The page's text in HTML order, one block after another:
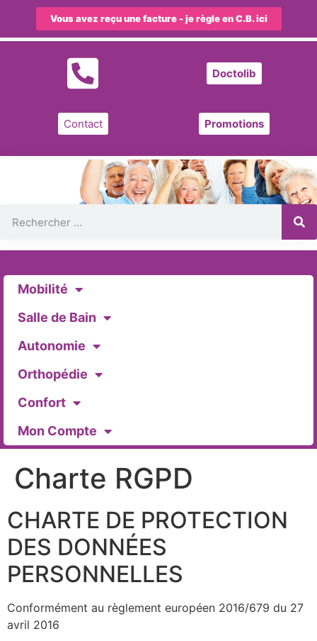
Vous avez reçu une facture - je règle en C.B. ici
Doctolib
Contact Promotions
Mobilité
Salle de Bain
Autonomie
Orthopédie
Confort
Mon Compte
Charte RGPD
CHARTE DE PROTECTION
DES DONNÉES
PERSONNELLES
Conformément au règlement européen 2016/679 du 27
avril 2016